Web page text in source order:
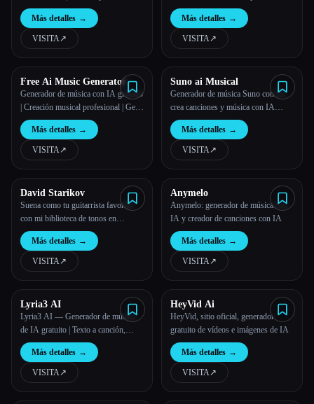
ahora las imágenes y el vídeo
Más detalles →
VISITA↗︎
música
Más detalles →
VISITA↗︎
Free Ai Music Generator
Generador de música con IA gratuito
| Creación musical profesional | Gen
Music IM
Más detalles →
VISITA↗︎
Suno ai Musical
Generador de música Suno con IA:
crea canciones y música con IA
rápidamente
Más detalles →
VISITA↗︎
David Starikov
Suena como tu guitarrista favorito
con mi biblioteca de tonos en
tonedestiny, com
Más detalles →
VISITA↗︎
Anymelo
Anymelo: generador de música con
IA y creador de canciones con IA
Más detalles →
VISITA↗︎
Lyria3 AI
Lyria3 AI — Generador de música
de IA gratuito | Texto a canción,
troncos y música de fondo para
cortosMás detalles →
VISITA↗︎
HeyVid Ai
HeyVid, sitio oficial, generador
gratuito de vídeos e imágenes de IA
Más detalles →
VISITA↗︎